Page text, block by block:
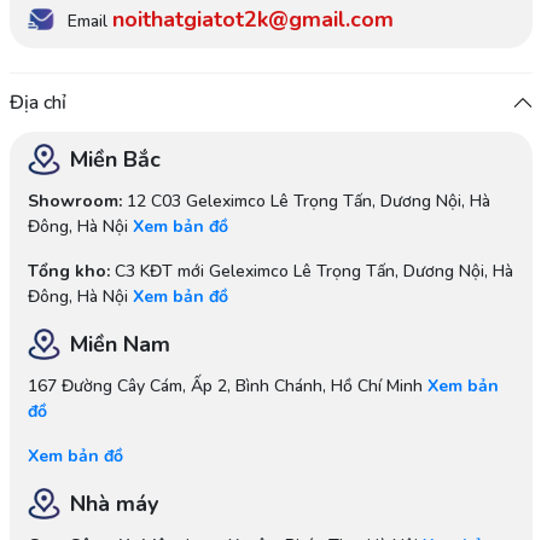
Email noithatgiatot2k@gmail.com
Địa chỉ
Miền Bắc
Showroom:12 C03 Geleximco Lê Trọng Tấn, Dương Nội, Hà
Đông, Hà Nội Xem bản đồ
Tổng kho:C3 KĐT mới Geleximco Lê Trọng Tấn, Dương Nội, Hà
Đông, Hà Nội Xem bản đồ
Miền Nam
167 Đường Cây Cám, Ấp 2, Bình Chánh, Hồ Chí Minh Xem bản
đồ
Xem bản đồ
Nhà máy